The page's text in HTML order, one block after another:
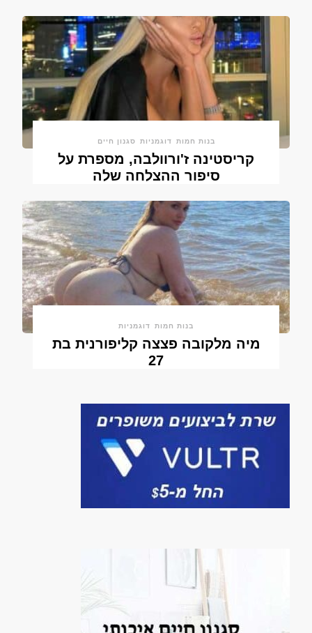
בנות חמות דוגמניות סגנון חיים
קריסטינה ז'ורוולבה, מספרת על
סיפור ההצלחה שלה
בנות חמות דוגמניות
מיה מלקובה פצצה קליפורנית בת
27